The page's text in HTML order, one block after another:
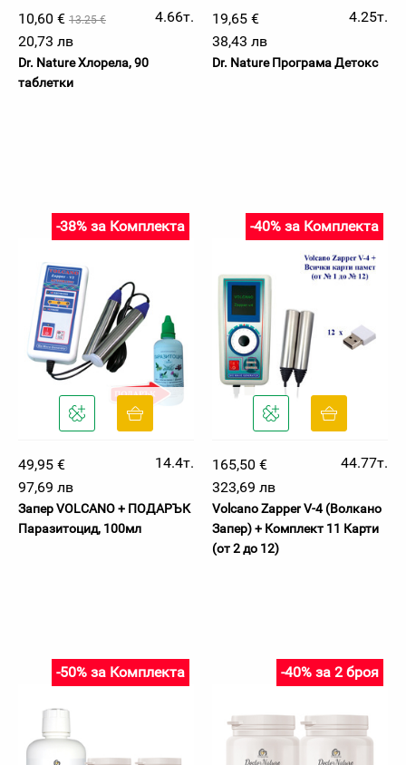
10,60 € 13.25 €
4.66т.
20,73 лв
Dr. Nature Хлорела, 90
таблетки
19,65 €
4.25т.
38,43 лв
Dr. Nature Програма Детокс
-38% за Комплекта
49,95 €
14.4т.
97,69 лв
Запер VOLCANO + ПОДАРЪК
Паразитоцид, 100мл
-40% за Комплекта
165,50 €
44.77т.
323,69 лв
Volcano Zapper V-4 (Волкано
Запер) + Комплект 11 Карти
(от 2 до 12)
-50% за Комплекта -40% за 2 броя